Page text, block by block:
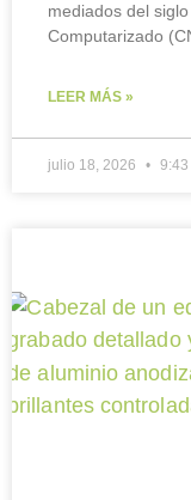
mediados del
Computarizado
LEER MÁS »
julio 18, 2026 9:43